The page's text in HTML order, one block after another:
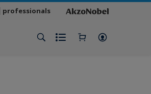
professionals